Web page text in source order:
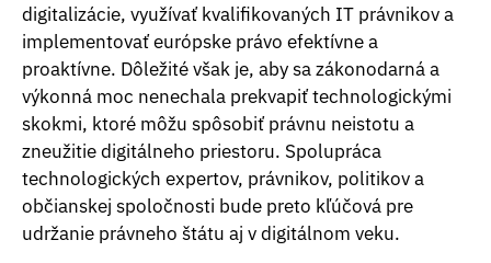
digitalizácie, využívať kvalifikovaných IT právnikov a
implementovať európske právo efektívne a
proaktívne. Dôležité však je, aby sa zákonodarná a
výkonná moc nenechala prekvapiť technologickými
skokmi, ktoré môžu spôsobiť právnu neistotu a
zneužitie digitálneho priestoru. Spolupráca
technologických expertov, právnikov, politikov a
občianskej spoločnosti bude preto kľúčová pre
udržanie právneho štátu aj v digitálnom veku.